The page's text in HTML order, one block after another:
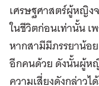
เศรษฐศาสตร์ผู้หญิง
ในชีวิตก่อนเท่านั้น เ
หากสามีมีภรรยาน้อ
อีกคนด้วย ดังนั้นผู้ห
ความเสี่ยงดังกล่าว